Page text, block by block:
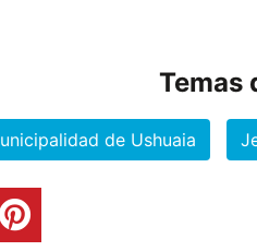
Temas
de Ushuaia